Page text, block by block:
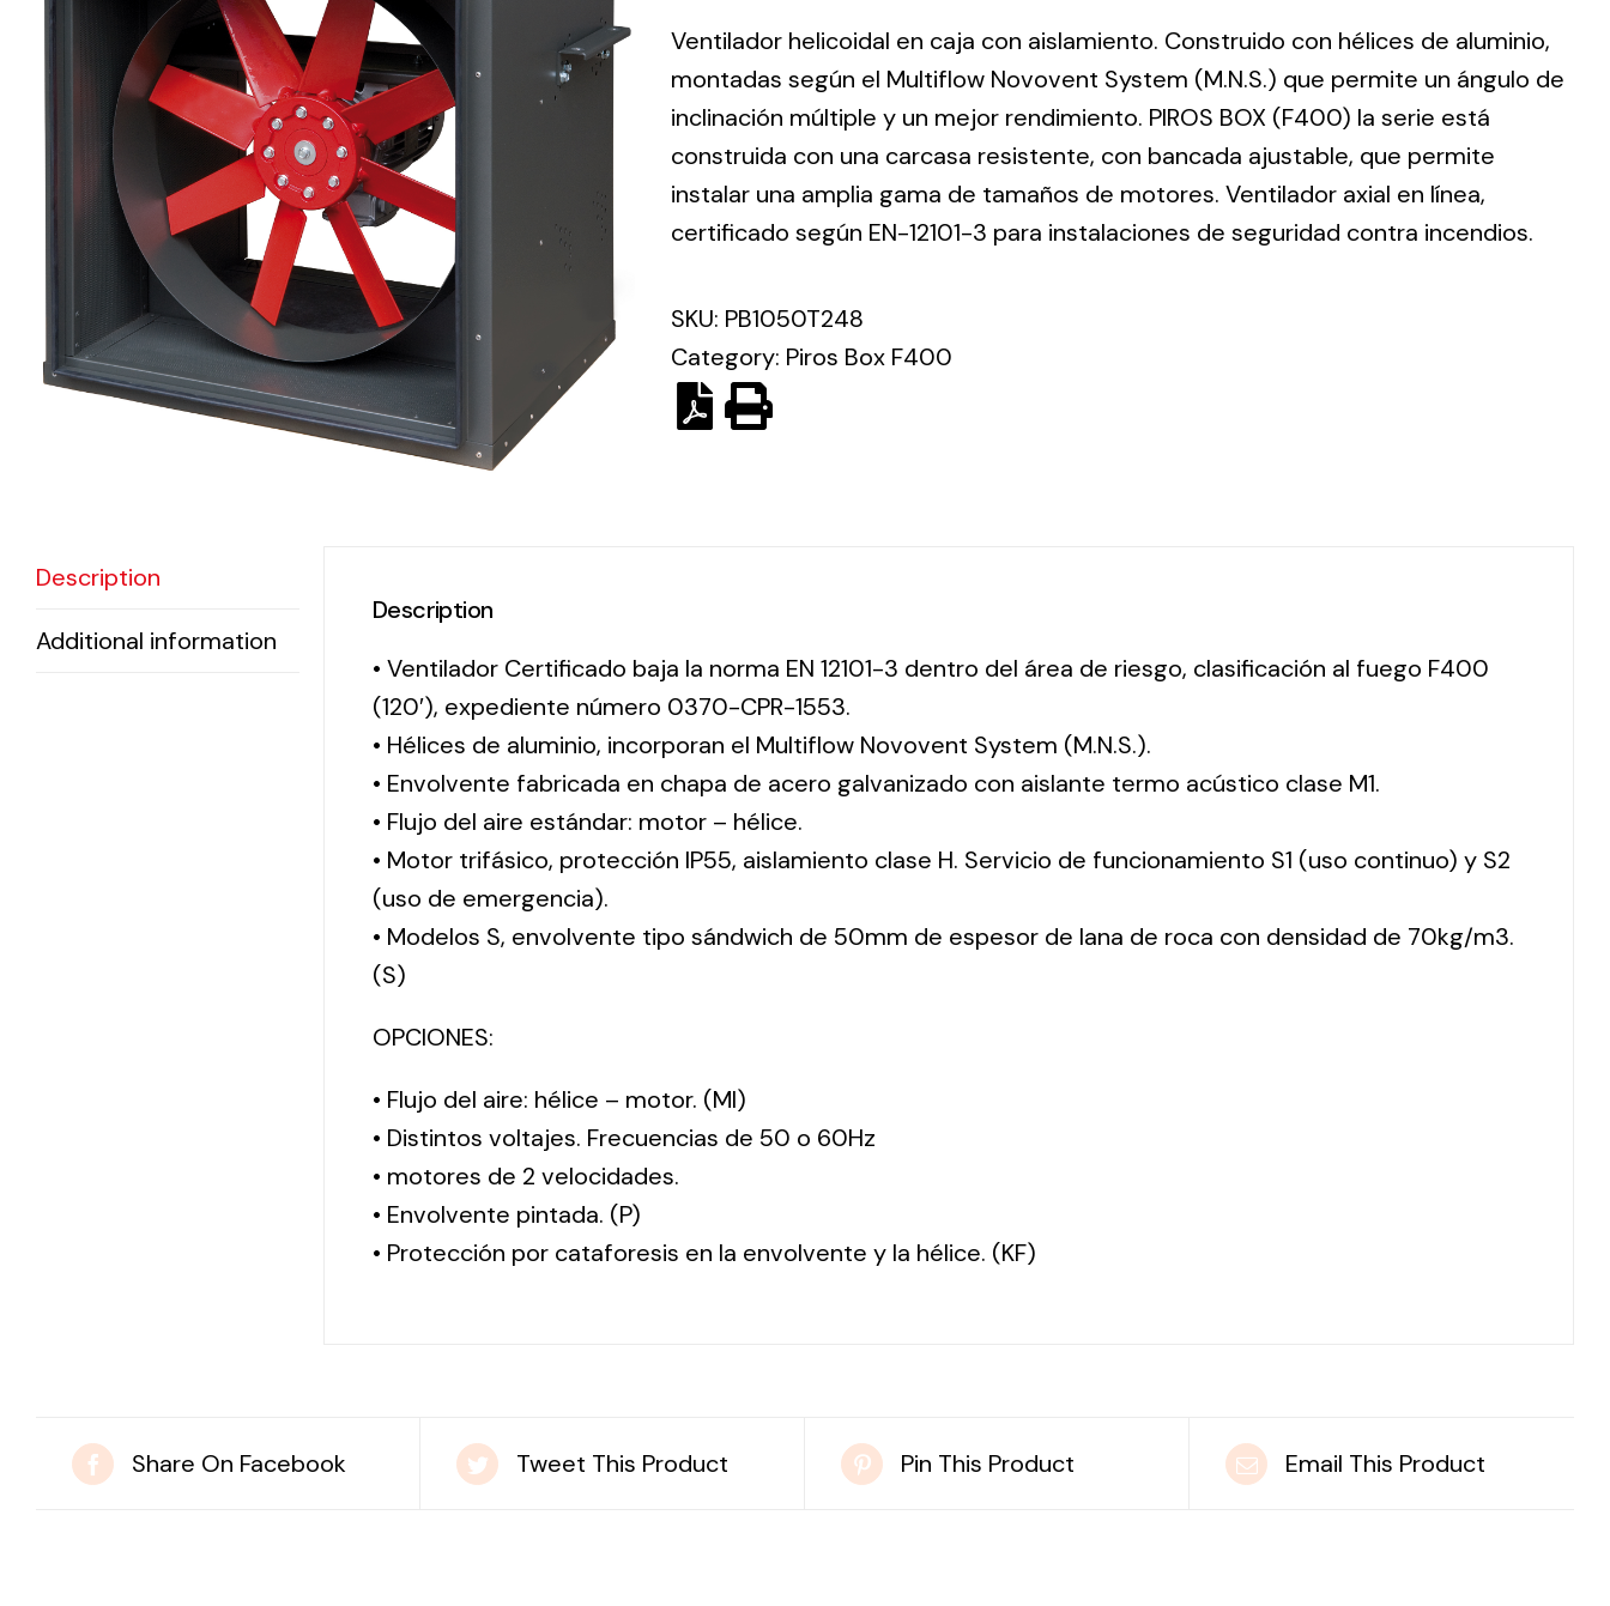
Electrical
Equipment
solutions in
lighting and
electrical
material for
each project
Ventilation
The
incorporation of
Novovent into
offer of
ventilation
products for
different uses
Solar lighting
solutions for all
Ventilador helicoidal en caja con aislamiento. Construido con hélices de aluminio,
montadas según el Multiflow Novovent System (M.N.S.) que permite un ángulo de
inclinación múltiple y un mejor rendimiento. PIROS BOX (F400) la serie está
construida con una carcasa resistente, con bancada ajustable, que permite
instalar una amplia gama de tamaños de motores. Ventilador axial en línea,
certificado según EN-12101-3 para instalaciones de seguridad contra incendios.
SKU: PB1050T248
Category: Piros Box F400
Description
Additional information
Description
• Ventilador Certificado baja la norma EN 12101-3 dentro del área de riesgo, clasificación al fuego F400
(120′), expediente número 0370-CPR-1553.
• Hélices de aluminio, incorporan el Multiflow Novovent System (M.N.S.).
• Envolvente fabricada en chapa de acero galvanizado con aislante termo acústico clase M1.
• Flujo del aire estándar: motor – hélice.
• Motor trifásico, protección IP55, aislamiento clase H. Servicio de funcionamiento S1 (uso continuo) y S2
(uso de emergencia).
• Modelos S, envolvente tipo sándwich de 50mm de espesor de lana de roca con densidad de 70kg/m3.
(S)
OPCIONES:
• Flujo del aire: hélice – motor. (MI)
• Distintos voltajes. Frecuencias de 50 o 60Hz
• motores de 2 velocidades.
• Envolvente pintada. (P)
• Protección por cataforesis en la envolvente y la hélice. (KF)
Share On Facebook Tweet This Product Pin This Product Email This Product